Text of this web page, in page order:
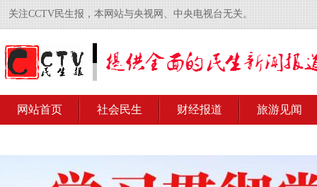
关注CCTV民生报，本网站与央视网、中央电视台无关。
网站首页 社会民生 财经报道 旅游见闻